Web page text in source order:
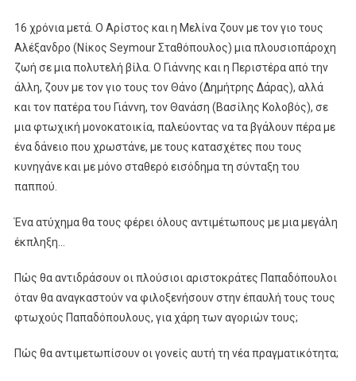
16 χρόνια μετά. Ο Αρίστος και η Μελίνα ζουν με τον γιο τους
Αλέξανδρο (Νίκος Seymour Σταθόπουλος) μια πλουσιοπάροχη
ζωή σε μια πολυτελή βίλα. Ο Γιάννης και η Περιστέρα από την
άλλη, ζουν με τον γιο τους τον Θάνο (Δημήτρης Δάρας), αλλά
και τον πατέρα του Γιάννη, τον Θανάση (Βασίλης Κολοβός), σε
μια φτωχική μονοκατοικία, παλεύοντας να τα βγάλουν πέρα με
ένα δάνειο που χρωστάνε, με τους κατασχέτες που τους
κυνηγάνε και με μόνο σταθερό εισόδημα τη σύνταξη του
παππού.
Ένα ατύχημα θα τους φέρει όλους αντιμέτωπους με μια μεγάλη
έκπληξη…
Πώς θα αντιδράσουν οι πλούσιοι αριστοκράτες Παπαδόπουλοι
όταν θα αναγκαστούν να φιλοξενήσουν στην έπαυλή τους τους
φτωχούς Παπαδόπουλους, για χάρη των αγοριών τους;
Πώς θα αντιμετωπίσουν οι γονείς αυτή τη νέα πραγματικότητα;